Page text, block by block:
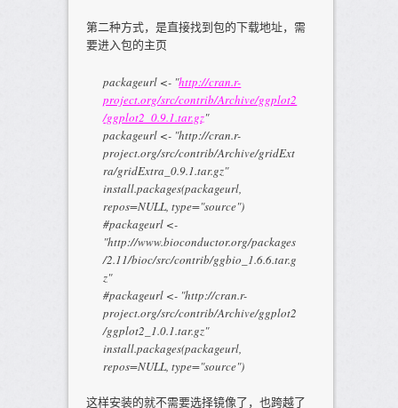
第二种方式，是直接找到包的下载地址，需
要进入包的主页
packageurl <- "http://cran.r-
project.org/src/contrib/Archive/ggplot2
/ggplot2_0.9.1.tar.gz"
packageurl <- "http://cran.r-
project.org/src/contrib/Archive/gridExt
ra/gridExtra_0.9.1.tar.gz"
install.packages(packageurl,
repos=NULL, type="source")
#packageurl <-
"http://www.bioconductor.org/packages
/2.11/bioc/src/contrib/ggbio_1.6.6.tar.g
z"
#packageurl <- "http://cran.r-
project.org/src/contrib/Archive/ggplot2
/ggplot2_1.0.1.tar.gz"
install.packages(packageurl,
repos=NULL, type="source")
这样安装的就不需要选择镜像了，也跨越了